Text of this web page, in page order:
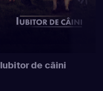
Iubitor de câini